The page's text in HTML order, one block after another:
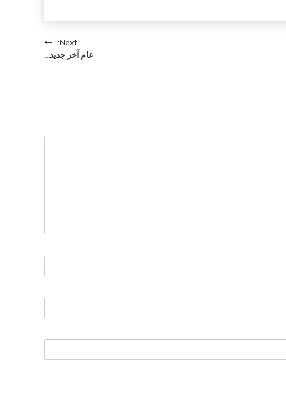
Next:
عام آخر جديد…